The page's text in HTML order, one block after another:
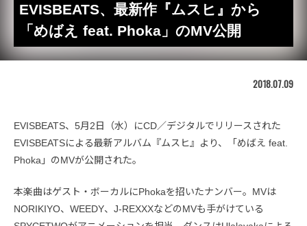
EVISBEATS、最新作『ムスヒ』から
「めばえ feat. Phoka」のMV公開
2018.07.09
EVISBEATS、5月2日（水）にCD／デジタルでリリースされた
EVISBEATSによる最新アルバム『ムスヒ』より、「めばえ feat.
Phoka」のMVが公開された。
本楽曲はゲスト・ボーカルにPhokaを招いたナンバー。MVは
NORIKIYO、WEEDY、J-REXXXなどのMVも手がけている